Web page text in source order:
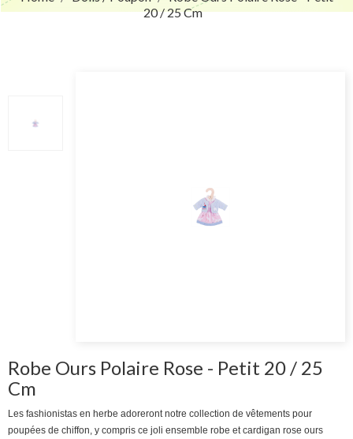
20 / 25 Cm
Robe Ours Polaire Rose - Petit 20 / 25
Cm
Les fashionistas en herbe adoreront notre collection de vêtements pour
poupées de chiffon, y compris ce joli ensemble robe et cardigan rose ours